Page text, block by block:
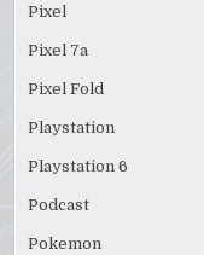
Pixel
Pixel 7a
Pixel Fold
Playstation
Playstation 6
Podcast
Pokemon